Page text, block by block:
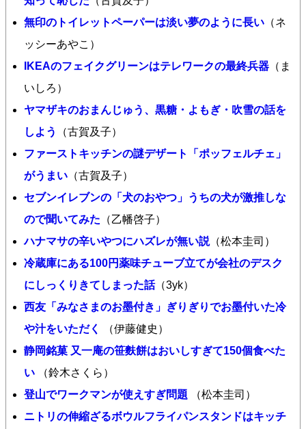
無印のトイレットペーパーは淡い夢のように長い （ネ
ッシーあやこ）
IKEAのフェイクグリーンはテレワークの最終兵器 （ま
いしろ）
ヤマザキのおまんじゅう、黒糖・よもぎ・吹雪の話を
しよう
（古賀及子）
ファーストキッチンの謎デザート「ポッフェルチェ」
がうまい （古賀及子）
セブンイレブンの「犬のおやつ」うちの犬が激推しな
ので聞いてみた （乙幡啓子）
ハナマサの辛いやつにハズレが無い説（松本圭司）
冷蔵庫にある100円薬味チューブ立てが会社のデスク
にしっくりきてしまった話（3yk）
西友「みなさまのお墨付き」ぎりぎりでお墨付いた冷
や汁をいただく
（伊藤健史）
静岡銘菓 又一庵の笹麩餅はおいしすぎて150個食べた
い
（鈴木さくら）
登山でワークマンが使えすぎ問題
（松本圭司）
ニトリの伸縮ざるボウルフライパンスタンドはキッチ